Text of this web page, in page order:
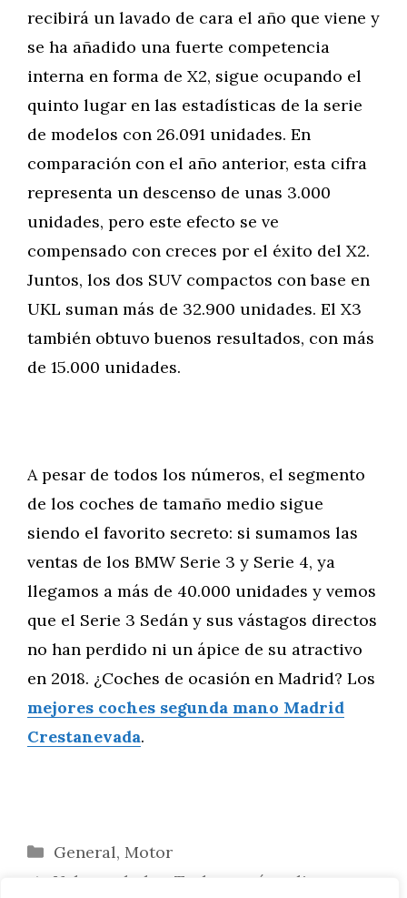
recibirá un lavado de cara el año que viene y
se ha añadido una fuerte competencia
interna en forma de X2, sigue ocupando el
quinto lugar en las estadísticas de la serie
de modelos con 26.091 unidades. En
comparación con el año anterior, esta cifra
representa un descenso de unas 3.000
unidades, pero este efecto se ve
compensado con creces por el éxito del X2.
Juntos, los dos SUV compactos con base en
UKL suman más de 32.900 unidades. El X3
también obtuvo buenos resultados, con más
de 15.000 unidades.
A pesar de todos los números, el segmento
de los coches de tamaño medio sigue
siendo el favorito secreto: si sumamos las
ventas de los BMW Serie 3 y Serie 4, ya
llegamos a más de 40.000 unidades y vemos
que el Serie 3 Sedán y sus vástagos directos
no han perdido ni un ápice de su atractivo
en 2018. ¿Coches de ocasión en Madrid? Los
mejores coches segunda mano Madrid
Crestanevada.
Categorías
General, Motor
Valor en bolsa: Tesla es más valiosa que